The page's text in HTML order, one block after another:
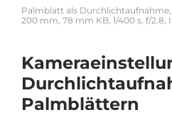
Palmblatt als
200 mm, 78 mm KB, 1/400 s, f/2.8,
Palmblättern